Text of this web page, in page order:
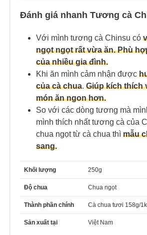
Đánh giá nhanh Tương cà
Với mình tương cà Chinsu có v
ngọt ngọt rất vừa ăn. Phù
của nhiều gia đình.
Khi ăn mình cảm nhận được
của cà chua. Giúp kích thích
món ăn ngon hơn.
So với các dòng tương mà
mình thích nhất tương cà của
chua ngọt từ cà chua thì mẫu
sang.
Khối lượng 250g
Độ chua Chua ngọt
Thành phần chính Cà chua tươi 158g/
Sản xuất tại Việt Nam